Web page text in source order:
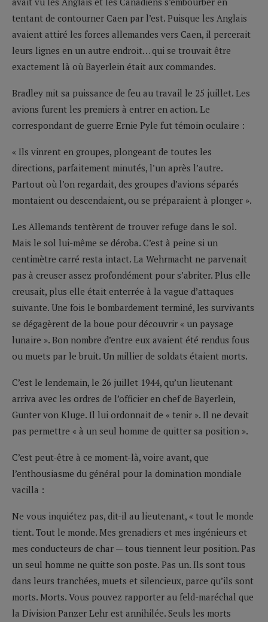
tentant de contourner Caen par l’est. Puisque les Anglais
avaient attiré les forces allemandes vers Caen, il percerait
leurs lignes en un autre endroit… qui se trouvait être
exactement là où Bayerlein était aux commandes.
Bradley mit sa puissance de feu au travail le 25 juillet. Les
avions furent les premiers à entrer en action. Le
correspondant de guerre Ernie Pyle fut témoin oculaire :
« Ils vinrent en groupes, plongeant de toutes les
directions, parfaitement minutés, l’un après l’autre.
Partout où l’on regardait, des groupes d’avions séparés
montaient ou descendaient, ou se préparaient à plonger ».
Les Allemands tentèrent de trouver refuge dans le sol.
Mais le sol lui-même se déroba. C’est à peine si un
centimètre carré resta intact. La Wehrmacht ne parvenait
pas à creuser assez profondément pour s’abriter. Plus elle
creusait, plus elle était enterrée à la vague d’attaques
suivante. Une fois le bombardement terminé, les survivants
se dégagèrent de la boue pour découvrir « un paysage
lunaire ». Bon nombre d’entre eux avaient été rendus fous
ou muets par le bruit. Un millier de soldats étaient morts.
C’est le lendemain, le 26 juillet 1944, qu’un lieutenant
arriva avec les ordres de l’officier en chef de Bayerlein,
Gunter von Kluge. Il lui ordonnait de « tenir ». Il ne devait
pas permettre « à un seul homme de quitter sa position ».
C’est peut-être à ce moment-là, voire avant, que
l’enthousiasme du général pour la domination mondiale
vacilla :
Ne vous inquiétez pas, dit-il au lieutenant, « tout le monde
tient. Tout le monde. Mes grenadiers et mes ingénieurs et
mes conducteurs de char — tous tiennent leur position. Pas
un seul homme ne quitte son poste. Pas un. Ils sont tous
dans leurs tranchées, muets et silencieux, parce qu’ils sont
morts. Morts. Vous pouvez rapporter au feld-maréchal que
la Division Panzer Lehr est annihilée. Seuls les morts